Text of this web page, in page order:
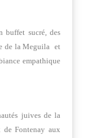
buffet sucré, des
de la Meguila et
empathique
juives de la
Fontenay aux